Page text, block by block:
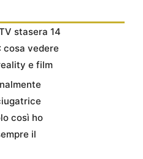
stasera 14
cosa vedere
e film
così ho
il